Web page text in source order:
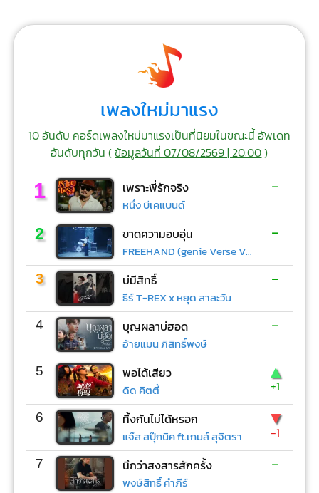
เพลงใหม่มาแรง
10 อันดับ คอร์ดเพลงใหม่มาแรงเป็นที่นิยมในขณะนี้ อัพเดท
อันดับทุกวัน (ข้อมูลวันที่ 07/08/2569 | 20:00)
1 เพราะพี่รักจริง
หนึ่ง บีเคแบนด์
-
2 ขาดความอบอุ่น
FREEHAND (genie Verse Vol.1)
-
3 บ่มีสิทธิ์
ธีร์ T-REX x หยุด สาละวัน
-
4 บุญผลาบ่ฮอด
อ้ายแมน ภิสิทธิ์พงษ์
-
5 พอได้เสียว
ดิด คิตตี้
▲
+1
6 ทิ้งกันไม่ได้หรอก
แจ๊ส สปุ๊กนิค ft.เกมส์ สุจิตรา
▼
-1
7 นึกว่าสงสารสักครั้ง
พงษ์สิทธิ์ คำภีร์
-